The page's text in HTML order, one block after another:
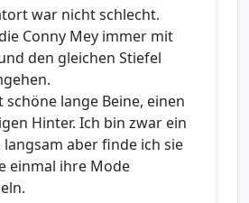
war nicht schlecht.
Conny Mey immer mit
den gleichen Stiefel
schöne lange Beine, einen
Hinter. Ich bin zwar ein
langsam aber finde ich sie
einmal ihre Mode